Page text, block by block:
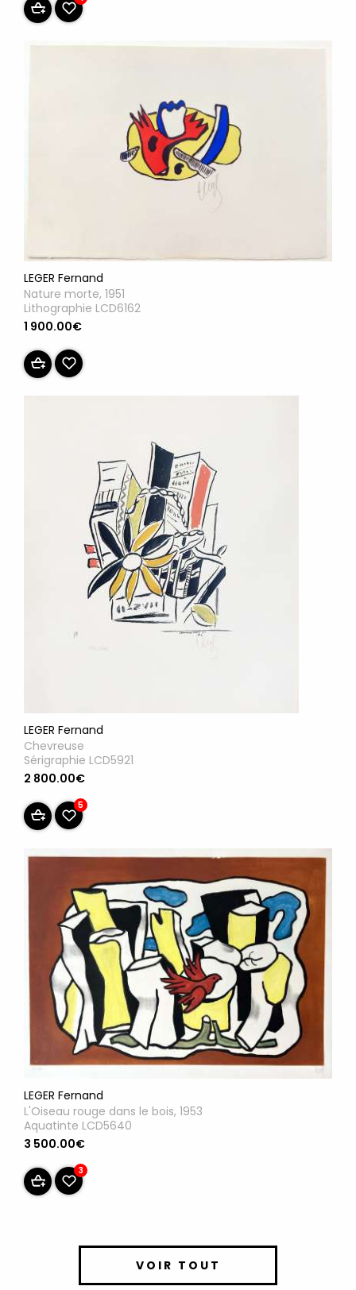
LEGER Fernand
Nature morte, 1951
Lithographie LCD6162
1 900.00€
LEGER Fernand
Chevreuse
Sérigraphie LCD5921
2 800.00€
5
LEGER Fernand
L'Oiseau rouge dans le bois, 1953
Aquatinte LCD5640
3 500.00€
3
VOIR TOUT